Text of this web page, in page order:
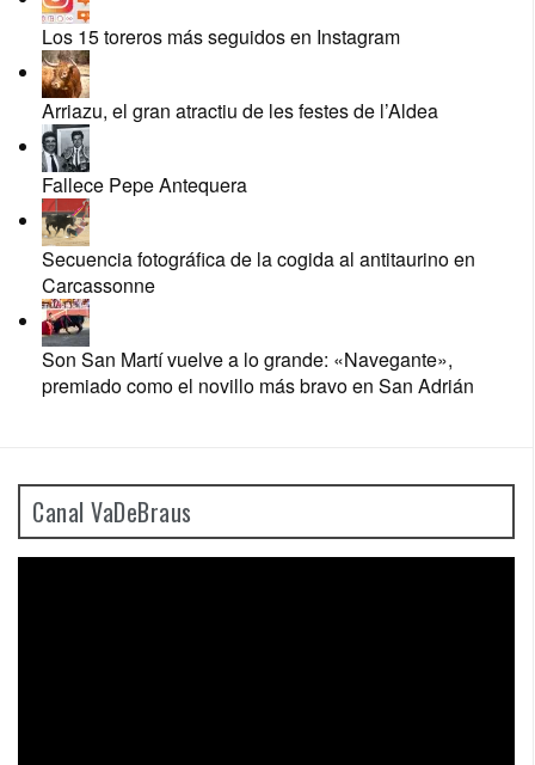
Los 15 toreros más seguidos en Instagram
Arriazu, el gran atractiu de les festes de l’Aldea
Fallece Pepe Antequera
Secuencia fotográfica de la cogida al antitaurino en
Carcassonne
Son San Martí vuelve a lo grande: «Navegante»,
premiado como el novillo más bravo en San Adrián
Canal VaDeBraus